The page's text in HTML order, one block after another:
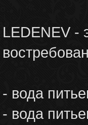
LEDENEV -
- вода
- вода